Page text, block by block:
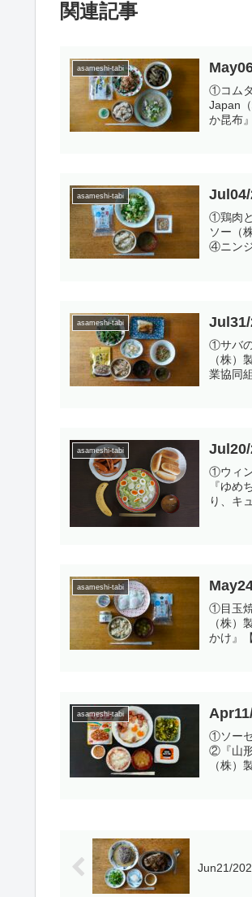
関連記事
asameshi-tabi
①コム
Japan
か昆布
asameshi-tabi
①鶏肉
ソー（
④ニン
asameshi-tabi
①サバ
（株
業協同
asameshi-tabi
①ウィ
『ゆ
り、キ
asameshi-tabi
①目玉
（株
かけ』
asameshi-tabi
①ソー
②『山
（株）
Jun21/